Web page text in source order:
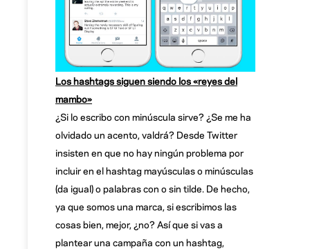
Los hashtags siguen siendo los «reyes del
mambo»
¿Si lo escribo con minúscula sirve? ¿Se me ha
olvidado un acento, valdrá? Desde Twitter
insisten en que no hay ningún problema por
incluir en el hashtag mayúsculas o minúsculas
(da igual) o palabras con o sin tilde. De hecho,
ya que somos una marca, si escribimos las
cosas bien, mejor, ¿no? Así que si vas a
plantear una campaña con un hashtag,